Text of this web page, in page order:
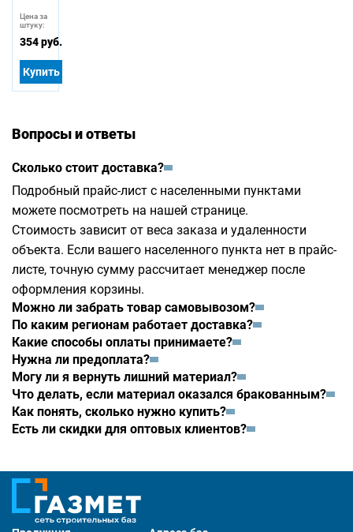
Цена за
штуку:
354 руб.
Купить
Вопросы и ответы
Сколько стоит доставка?
Подробный прайс-лист с населенными пунктами
можете посмотреть на нашей странице.
Стоимость зависит от веса заказа и удаленности
объекта. Если вашего населенного пункта нет в прайс-
листе, точную сумму рассчитает менеджер после
оформления корзины.
Можно ли забрать товар самовывозом?
По каким регионам работает доставка?
Какие способы оплаты принимаете?
Нужна ли предоплата?
Могу ли я вернуть лишний материал?
Что делать, если материал оказался бракованным?
Как понять, сколько нужно купить?
Есть ли скидки для оптовых клиентов?